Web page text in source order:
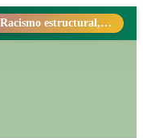
Racismo estructural, perfilamiento racial y abolicionismo carcelario.